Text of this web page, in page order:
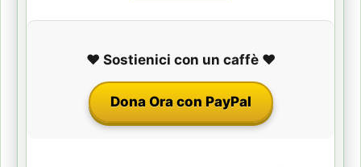
❤️ Sostienici con un caffè ❤️
Dona Ora con PayPal